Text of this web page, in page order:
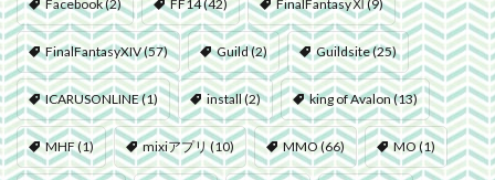
Facebook(2) FF14(42) FinalFantasyⅪ(9)
FinalFantasyXIV(57) Guild(2) Guildsite(25)
ICARUSONLINE(1) install(2) king of Avalon(13)
MHF(1) mixiアプリ(10) MMO(66) MO(1)